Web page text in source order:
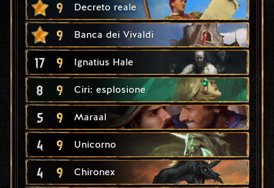
9 Decreto reale
9 Banca dei Vivaldi
17 9 Ignatius Hale
8 9 Ciri: esplosione
5 9 Maraal
4 9 Unicorno
4 9 Chironex